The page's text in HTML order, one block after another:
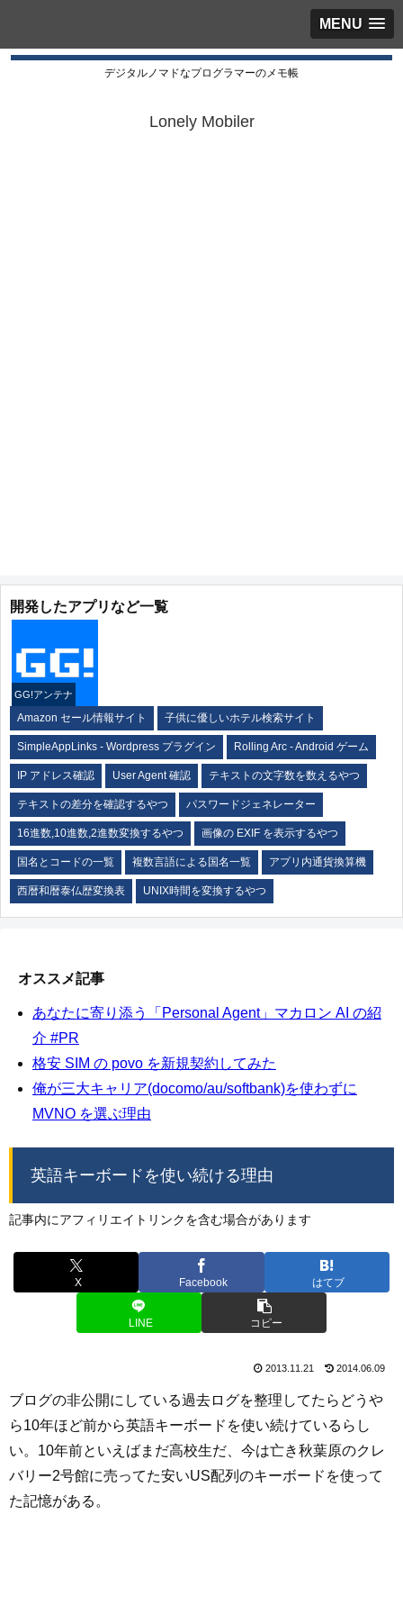
MENU
デジタルノマドなプログラマーのメモ帳
Lonely Mobiler
開発したアプリなど一覧
GG!アンテナ
Amazon セール情報サイト 子供に優しいホテル検索サイト
SimpleAppLinks - Wordpress プラグイン Rolling Arc - Android ゲーム
IP アドレス確認 User Agent 確認 テキストの文字数を数えるやつ
テキストの差分を確認するやつ パスワードジェネレーター
16進数,10進数,2進数変換するやつ 画像の EXIF を表示するやつ
国名とコードの一覧 複数言語による国名一覧 アプリ内通貨換算機
西暦和暦泰仏歴変換表 UNIX時間を変換するやつ
オススメ記事
あなたに寄り添う「Personal Agent」マカロン AI の紹
介 #PR
格安 SIM の povo を新規契約してみた
俺が三大キャリア(docomo/au/softbank)を使わずに
MVNO を選ぶ理由
英語キーボードを使い続ける理由
記事内にアフィリエイトリンクを含む場合があります
X Facebook はてブ
LINE コピー
2013.11.21 2014.06.09
ブログの非公開にしている過去ログを整理してたらどうや
ら10年ほど前から英語キーボードを使い続けているらし
い。10年前といえばまだ高校生だ、今は亡き秋葉原のクレ
バリー2号館に売ってた安いUS配列のキーボードを使って
た記憶がある。